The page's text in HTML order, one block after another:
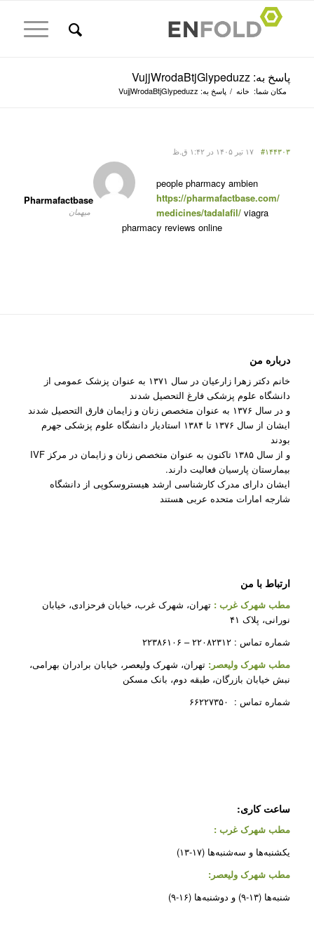
پاسخ به: VujjWrodaBtjGlypeduzz
مکان شما: خانه / پاسخ به: VujjWrodaBtjGlypeduzz
۱۷ تیر ۱۴۰۵ در ۱:۴۲ ق.ظ #۱۴۴۳۰۳
Pharmafactbase
میهمان
people pharmacy ambien
https://pharmafactbase.com/
medicines/tadalafil/viagra
pharmacy reviews online
درباره من
خانم دکتر زهرا زارعیان در سال ۱۳۷۱ به عنوان پزشک عمومی از
دانشگاه علوم پزشکی فارغ التحصیل شدند
و در سال ۱۳۷۶ به عنوان متخصص زنان و زایمان فارق التحصیل شدند
ایشان از سال ۱۳۷۶ تا ۱۳۸۴ استادیار دانشگاه علوم پزشکی جهرم
بودند
و از سال ۱۳۸۵ تاکنون به عنوان متخصص زنان و زایمان در مرکز IVF
بیمارستان پارسیان فعالیت دارند.
ایشان دارای مدرک کارشناسی ارشد هیستروسکوپی از دانشگاه
شارجه امارات متحده عربی هستند
ارتباط با من
مطب شهرک غرب : تهران، شهرک غرب، خیابان فرحزادی، خیابان
نورانی، پلاک ۴۱
شماره تماس : ۲۲۰۸۲۳۱۲ – ۲۲۳۸۶۱۰۶
مطب شهرک ولیعصر: تهران، شهرک ولیعصر، خیابان برادران بهرامی،
نبش خیابان بازرگان، طبقه دوم، بانک مسکن
شماره تماس : ۶۶۲۲۷۳۵۰
ساعت کاری:
مطب شهرک غرب :
یکشنبه‌ها و سه‌شنبه‌ها (۱۷-۱۳)
مطب شهرک ولیعصر:
شنبه‌ها (۱۳-۹) و دوشنبه‌ها (۱۶-۹)